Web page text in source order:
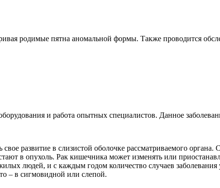
родимые пятна аномальной формы. Также проводится
и работа опытных специалистов. Данное
развитие в слизистой оболочке рассматриваемого органа.
в опухоль. Рак кишечника может изменять или
людей, и с каждым годом количество случаев
– в сигмовидной или слепой.